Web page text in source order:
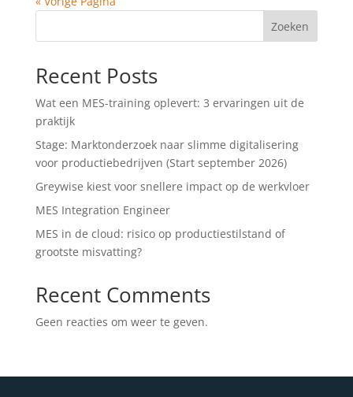
Zoeken
Recent Posts
Wat een MES-training oplevert: 3 ervaringen uit de
praktijk
Stage: Marktonderzoek naar slimme digitalisering
voor productiebedrijven (Start september 2026)
Greywise kiest voor snellere impact op de werkvloer
MES Integration Engineer
MES in de cloud: risico op productiestilstand of
grootste misvatting?
Recent Comments
Geen reacties om weer te geven.